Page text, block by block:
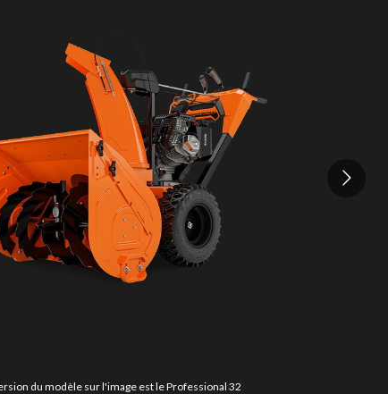
du modèle sur l'image est le Professional 32